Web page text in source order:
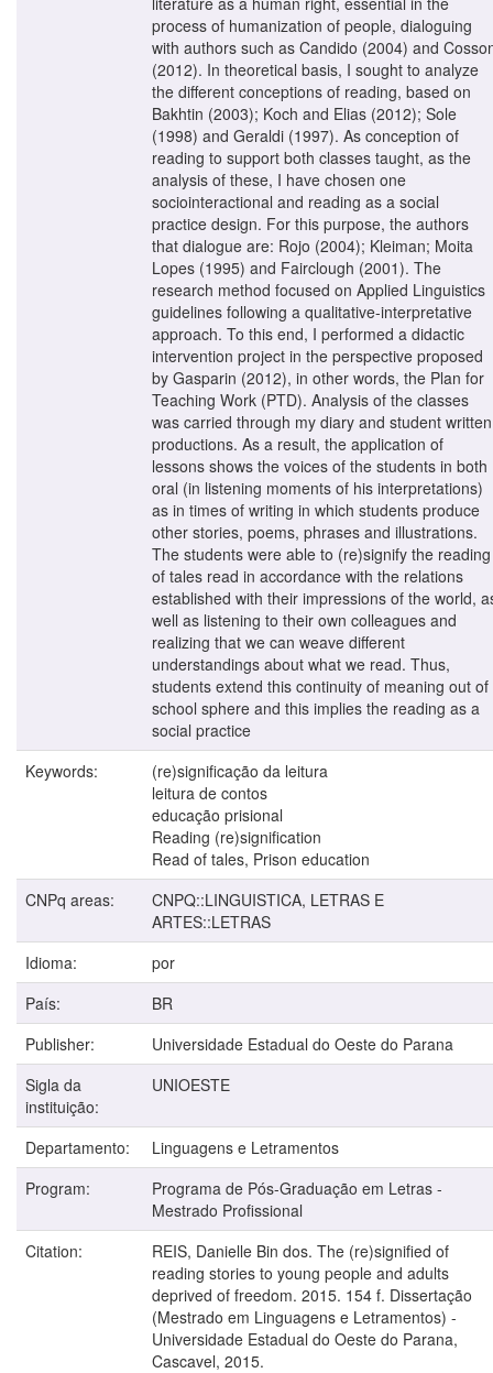
process of humanization of people, dialoguing
with authors such as Candido (2004) and
(2012). In theoretical basis, I sought to analyze
the different conceptions of reading, based on
Bakhtin (2003); Koch and Elias (2012); Sole
(1998) and Geraldi (1997). As conception of
reading to support both classes taught, as the
analysis of these, I have chosen one
sociointeractional and reading as a social
practice design. For this purpose, the authors
that dialogue are: Rojo (2004); Kleiman; Moita
Lopes (1995) and Fairclough (2001). The
research method focused on Applied Linguistics
guidelines following a qualitative-interpretative
approach. To this end, I performed a didactic
intervention project in the perspective proposed
by Gasparin (2012), in other words, the Plan for
Teaching Work (PTD). Analysis of the classes
was carried through my diary and student written
productions. As a result, the application of
lessons shows the voices of the students in both
oral (in listening moments of his interpretations)
as in times of writing in which students produce
other stories, poems, phrases and illustrations.
The students were able to (re)signify the reading
of tales read in accordance with the relations
established with their impressions of the world,
well as listening to their own colleagues and
realizing that we can weave different
understandings about what we read. Thus,
students extend this continuity of meaning out of
school sphere and this implies the reading as a
social practice
Keywords:
(re)significação da leitura
leitura de contos
educação prisional
Reading (re)signification
Read of tales, Prison education
CNPq areas:
CNPQ::LINGUISTICA, LETRAS E
ARTES::LETRAS
Idioma:
por
País:
BR
Publisher:
Universidade Estadual do Oeste do Parana
Sigla da
instituição:
UNIOESTE
Departamento:
Linguagens e Letramentos
Program:
Programa de Pós-Graduação em Letras -
Mestrado Profissional
Citation:
REIS, Danielle Bin dos. The (re)signified of
reading stories to young people and adults
deprived of freedom. 2015. 154 f. Dissertação
(Mestrado em Linguagens e Letramentos) -
Universidade Estadual do Oeste do Parana,
Cascavel, 2015.